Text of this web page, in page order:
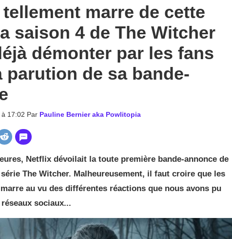
marre de cette
saison 4 de The Witcher
démonter par les fans
parution de sa bande-
17:02 Par Pauline Bernier aka Powlitopia
Netflix dévoilait la toute première bande-annonce de
The Witcher. Malheureusement, il faut croire que les
au vu des différentes réactions que nous avons pu
sociaux...